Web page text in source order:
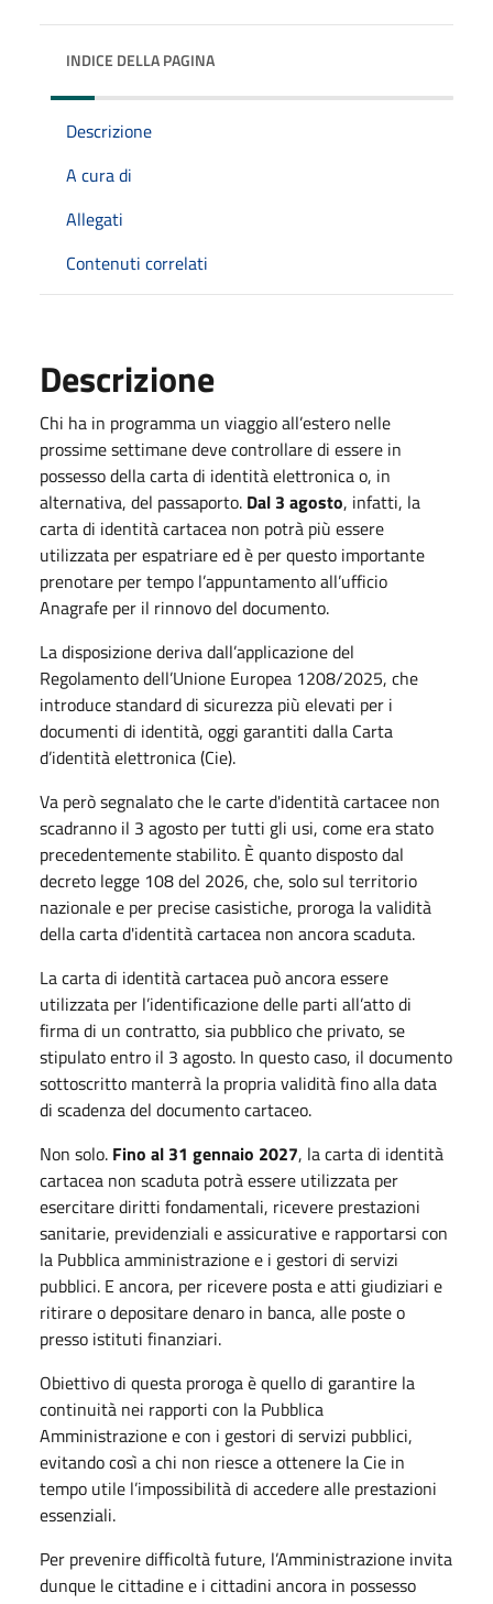
INDICE DELLA PAGINA
Descrizione
A cura di
Allegati
Contenuti correlati
Descrizione
Chi ha in programma un viaggio all’estero nelle
prossime settimane deve controllare di essere in
possesso della carta di identità elettronica o, in
alternativa, del passaporto. Dal 3 agosto, infatti, la
carta di identità cartacea non potrà più essere
utilizzata per espatriare ed è per questo importante
prenotare per tempo l’appuntamento all’ufficio
Anagrafe per il rinnovo del documento.
La disposizione deriva dall’applicazione del
Regolamento dell’Unione Europea 1208/2025, che
introduce standard di sicurezza più elevati per i
documenti di identità, oggi garantiti dalla Carta
d’identità elettronica (Cie).
Va però segnalato che le carte d'identità cartacee non
scadranno il 3 agosto per tutti gli usi, come era stato
precedentemente stabilito. È quanto disposto dal
decreto legge 108 del 2026, che, solo sul territorio
nazionale e per precise casistiche, proroga la validità
della carta d'identità cartacea non ancora scaduta.
La carta di identità cartacea può ancora essere
utilizzata per l’identificazione delle parti all’atto di
firma di un contratto, sia pubblico che privato, se
stipulato entro il 3 agosto. In questo caso, il documento
sottoscritto manterrà la propria validità fino alla data
di scadenza del documento cartaceo.
Non solo. Fino al 31 gennaio 2027, la carta di identità
cartacea non scaduta potrà essere utilizzata per
esercitare diritti fondamentali, ricevere prestazioni
sanitarie, previdenziali e assicurative e rapportarsi con
la Pubblica amministrazione e i gestori di servizi
pubblici. E ancora, per ricevere posta e atti giudiziari e
ritirare o depositare denaro in banca, alle poste o
presso istituti finanziari.
Obiettivo di questa proroga è quello di garantire la
continuità nei rapporti con la Pubblica
Amministrazione e con i gestori di servizi pubblici,
evitando così a chi non riesce a ottenere la Cie in
tempo utile l’impossibilità di accedere alle prestazioni
essenziali.
Per prevenire difficoltà future, l’Amministrazione invita
dunque le cittadine e i cittadini ancora in possesso